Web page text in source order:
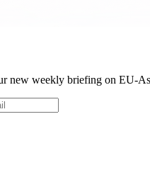
new weekly briefing on EU-